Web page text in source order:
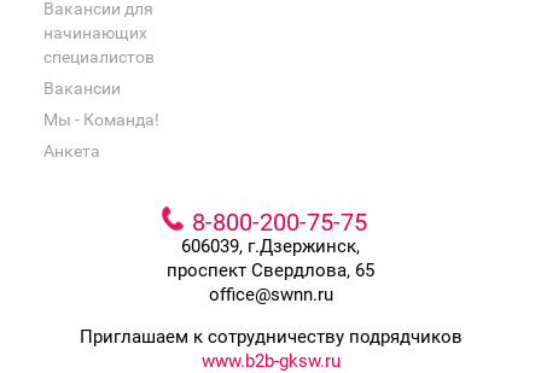
Вакансии для
начинающих
специалистов
Вакансии
Мы - Команда!
Анкета
8-800-200-75-75
606039, г.Дзержинск,
проспект Свердлова, 65
office@swnn.ru
Приглашаем к сотрудничеству подрядчиков
www.b2b-gksw.ru